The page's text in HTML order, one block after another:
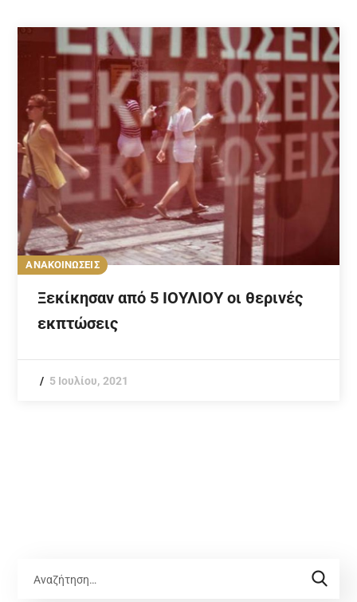
ΑΝΑΚΟΙΝΩΣΕΙΣ
Ξεκίκησαν από 5 ΙΟΥΛΙΟΥ οι θερινές
εκπτώσεις
5 Ιουλίου, 2021